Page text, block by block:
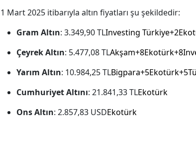
1 Mart 2025 itibarıyla altın fiyatları şu şekildedir:​
Gram Altın: 3.349,90 TL​Investing
Çeyrek Altın: 5.477,08 TL​
Yarım Altın: 10.984,25 TL​
Cumhuriyet Altını: 21.841,33 TL​Ekotürk
Ons Altın: 2.857,83 USD​Ekotürk